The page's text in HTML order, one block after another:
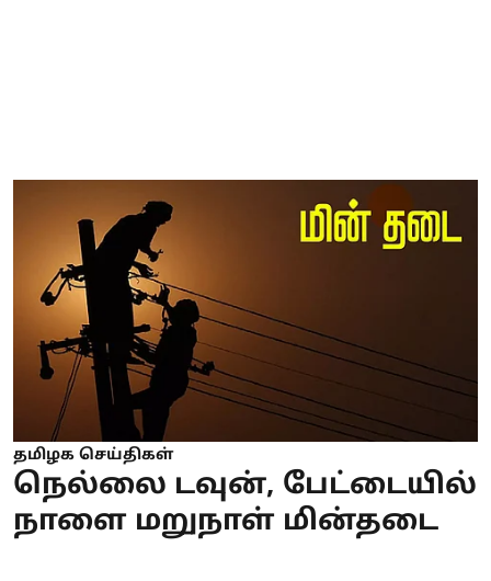
தமிழக செய்திகள்
நெல்லை டவுன், பேட்டையில்
நாளை மறுநாள் மின்தடை